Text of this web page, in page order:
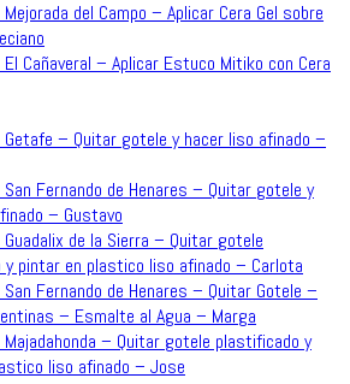
del Campo – Aplicar Cera Gel sobre
Cañaveral – Aplicar Estuco Mitiko con Cera
– Quitar gotele y hacer liso afinado –
Fernando de Henares – Quitar gotele y
– Gustavo
de la Sierra – Quitar gotele
pintar en plastico liso afinado – Carlota
Fernando de Henares – Quitar Gotele –
– Esmalte al Agua – Marga
– Quitar gotele plastificado y
liso afinado – Jose